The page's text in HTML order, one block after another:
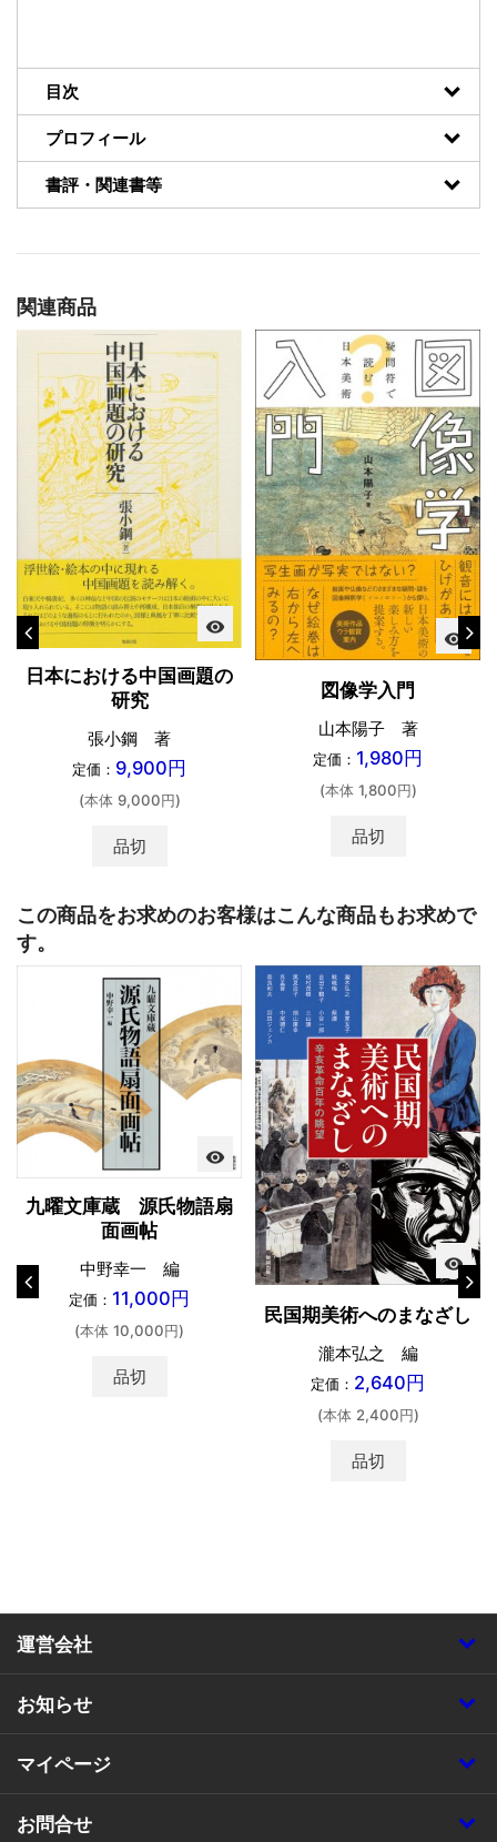
目次
プロフィール
書評・関連書等
関連商品
visibility
日本における中国画題の
研究
張小鋼 著
定価： 9,900円
(本体 9,000円)
品切
visibility
図像学入門
山本陽子 著
定価： 1,980円
(本体 1,800円)
品切
この商品をお求めのお客様はこんな商品もお求めで
す。
visibility
九曜文庫蔵 源氏物語扇
面画帖
中野幸一 編
定価： 11,000円
(本体 10,000円)
品切
visibility
民国期美術へのまなざし
瀧本弘之 編
定価： 2,640円
(本体 2,400円)
品切
運営会社
お知らせ
マイページ
お問合せ